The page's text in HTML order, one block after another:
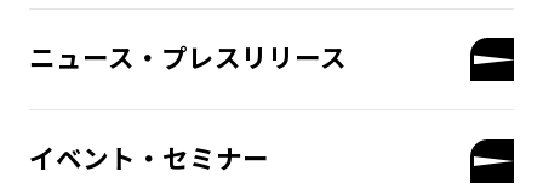
ニュース・プレスリリース
イベント・セミナー